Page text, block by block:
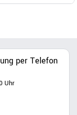
per Telefon
Uhr